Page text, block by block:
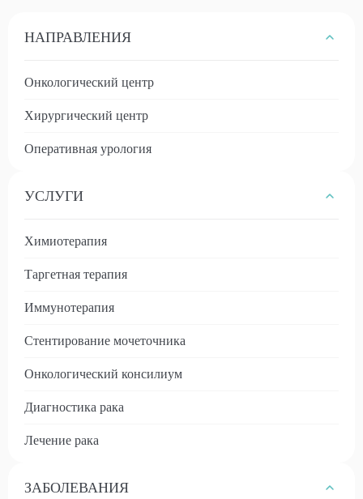
НАПРАВЛЕНИЯ
Онкологический центр
Хирургический центр
Оперативная урология
УСЛУГИ
Химиотерапия
Таргетная терапия
Иммунотерапия
Стентирование мочеточника
Онкологический консилиум
Диагностика рака
Лечение рака
ЗАБОЛЕВАНИЯ